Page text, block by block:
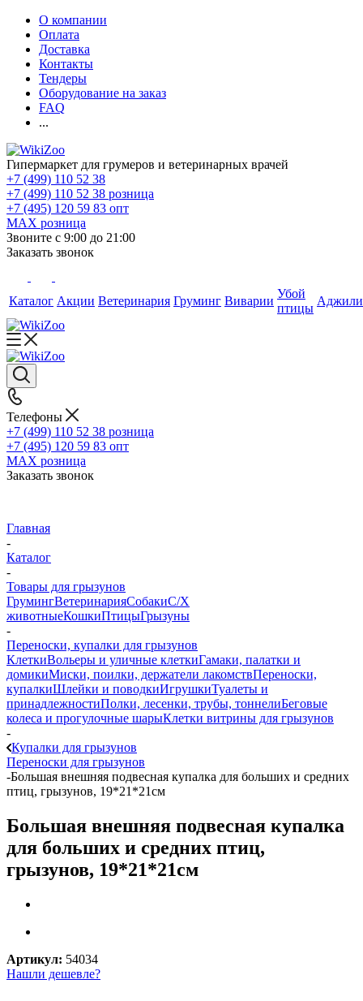
О компании
Оплата
Доставка
Контакты
Тендеры
Оборудование на заказ
FAQ
...
Гипермаркет для грумеров и ветеринарных врачей
+7 (499) 110 52 38
+7 (499) 110 52 38 розница
+7 (495) 120 59 83 опт
MAX розница
Звоните с 9:00 до 21:00
Заказать звонок
Каталог Акции Ветеринария Груминг Виварии
Убой
птицы
Телефоны
+7 (499) 110 52 38 розница
+7 (495) 120 59 83 опт
MAX розница
Заказать звонок
Главная
-
Каталог
-
Товары для грызунов
ГрумингВетеринарияСобакиС/Х
животныеКошкиПтицыГрызуны
-
Переноски, купалки для грызунов
КлеткиВольеры и уличные клеткиГамаки, палатки и
домикиМиски, поилки, держатели лакомствПереноски,
купалкиШлейки и поводкиИгрушкиТуалеты и
принадлежностиПолки, лесенки, трубы, тоннелиБеговые
колеса и прогулочные шарыКлетки витрины для грызунов
-
Купалки для грызунов
Переноски для грызунов
-Большая внешняя подвесная купалка для больших и средних
птиц, грызунов, 19*21*21см
Большая внешняя подвесная купалка
для больших и средних птиц,
грызунов, 19*21*21см
Артикул: 54034
Нашли дешевле?